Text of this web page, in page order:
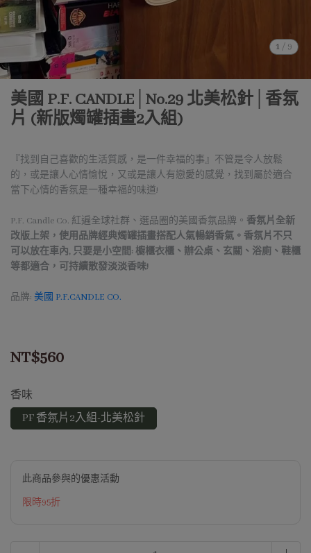
1 / 9
美國 P.F. CANDLE│No.29 北美松針│香氛
片 (新版燭罐插畫2入組)
『找到自己喜歡的生活質感，是一件幸福的事』不管是令人放鬆
的，或是讓人心情愉悅，又或是讓人有戀愛的感覺，找到屬於適合
當下心情的香氛是一種幸福的味道!
P.F. Candle Co. 紅遍全球社群、選品圈的美國香氛品牌。 香氛片全新
改版上架，使用品牌經典燭罐插畫搭配人氣暢銷香氣。香氛片 不只
可以放在車內, 只要是小空間: 櫥櫃衣櫃、辦公桌、玄關、浴廁、鞋櫃
等都適合，可持續散發淡淡香味!
品牌: 美國 P.F.CANDLE CO.
NT$560
香味
PF 香氛片2入組-北美松針
此商品參與的優惠活動
限時95折